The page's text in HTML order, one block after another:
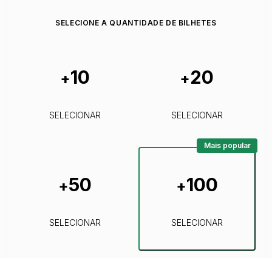
SELECIONE A QUANTIDADE DE BILHETES
+10
SELECIONAR
+20
SELECIONAR
+50
SELECIONAR
+100
SELECIONAR
Mais popular